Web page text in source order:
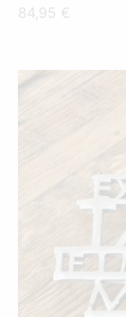
84,95 €